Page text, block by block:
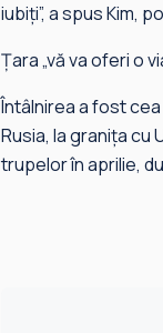
iubiţi”, a spus Kim,
Ţara „vă va oferi o
Întâlnirea a fost
Rusia, la graniţa cu
trupelor în aprilie,